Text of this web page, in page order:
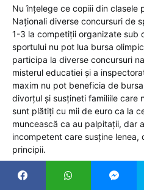
Nu înțelege ce copiii din clasele
Naționali diverse concursuri de
1-3 la competiții organizate sub
sportului nu pot lua bursa
participa la diverse concursuri
misterul educatiei și a
maxim nu pot beneficia de
divorțul și susțineti familiile care
sunt plătiți cu mii de euro ca la
muncească ca au palpitații, dar
incompetent care susține lenea,
principii.
Reply